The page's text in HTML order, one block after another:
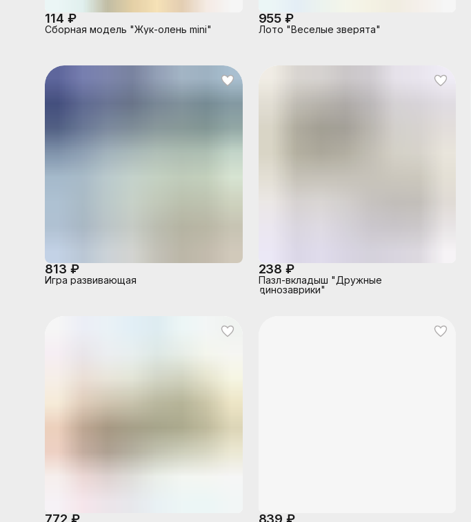
114 ₽
Сборная модель "Жук-олень mini"
955 ₽
Лото "Веселые зверята"
813 ₽
Игра развивающая
238 ₽
Пазл-вкладыш "Дружные
динозаврики"
772 ₽ 839 ₽